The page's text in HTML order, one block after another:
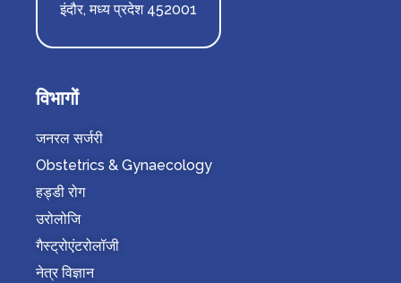
इंदौर, मध्य प्रदेश 452001
विभागों
जनरल सर्जरी
Obstetrics & Gynaecology
हड्डी रोग
उरोलोजि
गैस्ट्रोएंटरोलॉजी
नेत्र विज्ञान